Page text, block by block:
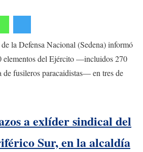
la Defensa Nacional (Sedena) informó
elementos del Ejército —incluidos 270
de fusileros paracaidistas— en tres de
a exlíder sindical del
Sur, en la alcaldía